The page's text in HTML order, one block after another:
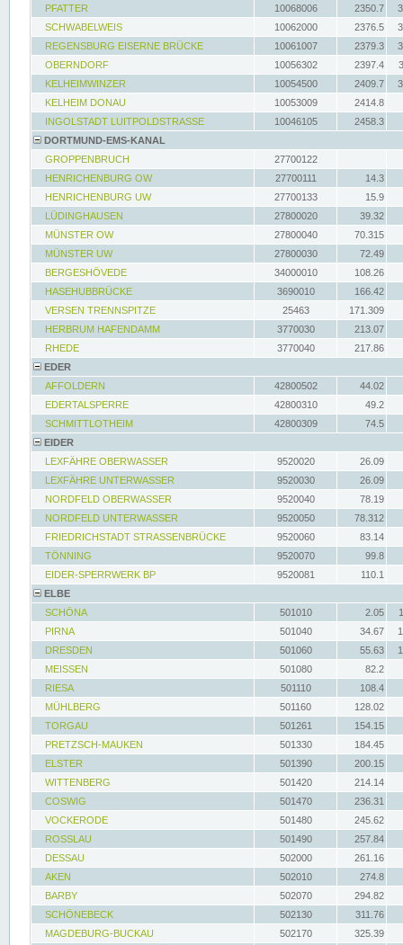
PFATTER
10068006 2350.7
SCHWABELWEIS
10062000 2376.5
REGENSBURG EISERNE BRÜCKE
10061007 2379.3
OBERNDORF
10056302 2397.4
KELHEIMWINZER
10054500 2409.7
KELHEIM DONAU
10053009
2414.8
INGOLSTADT LUITPOLDSTRASSE
10046105
2458.3
DORTMUND-EMS-KANAL
GROPPENBRUCH
27700122
HENRICHENBURG OW
27700111
14.3
HENRICHENBURG UW
27700133
15.9
LÜDINGHAUSEN
27800020
39.32
MÜNSTER OW
27800040
70.315
MÜNSTER UW
27800030
72.49
BERGESHÖVEDE
34000010
108.26
HASEHUBBRÜCKE
3690010
166.42
VERSEN TRENNSPITZE
25463
171.309
HERBRUM HAFENDAMM
3770030
213.07
RHEDE
3770040
217.86
EDER
AFFOLDERN
42800502
44.02
EDERTALSPERRE
42800310
49.2
SCHMITTLOTHEIM
42800309
74.5
EIDER
LEXFÄHRE OBERWASSER
9520020
26.09
LEXFÄHRE UNTERWASSER
9520030
26.09
NORDFELD OBERWASSER
9520040
78.19
NORDFELD UNTERWASSER
9520050
78.312
FRIEDRICHSTADT STRASSENBRÜCKE
9520060
83.14
TÖNNING
9520070
99.8
EIDER-SPERRWERK BP
9520081
110.1
ELBE
SCHÖNA
501010 2.05
PIRNA
501040 34.67
DRESDEN
501060 55.63
MEISSEN
501080
82.2
RIESA
501110
108.4
MÜHLBERG
501160
128.02
TORGAU
501261
154.15
PRETZSCH-MAUKEN
501330
184.45
ELSTER
501390
200.15
WITTENBERG
501420
214.14
COSWIG
501470
236.31
VOCKERODE
501480
245.62
ROSSLAU
501490
257.84
DESSAU
502000
261.16
AKEN
502010
274.8
BARBY
502070
294.82
SCHÖNEBECK
502130
311.76
MAGDEBURG-BUCKAU
502170
325.39